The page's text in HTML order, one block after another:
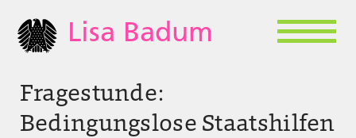
Lisa Badum
Fragestunde:
Bedingungslose Staatshilfen